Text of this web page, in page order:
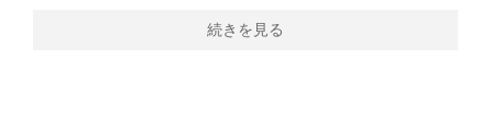
続きを見る